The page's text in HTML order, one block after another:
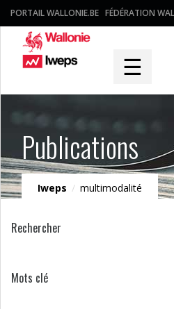
PORTAIL WALLONIE.BE FÉDÉRATION
☰
Publications
Iweps / multimodalité
Rechercher
Mots clé